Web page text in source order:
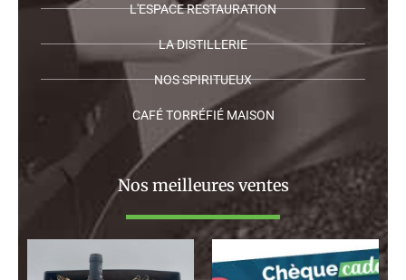
L'ESPACE RESTAURATION
LA DISTILLERIE
NOS SPIRITUEUX
CAFÉ TORRÉFIÉ MAISON
Nos meilleures ventes
Plage
de